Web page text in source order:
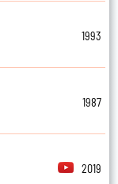
1993
1987
2019